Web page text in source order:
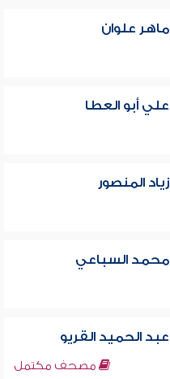
ماهر علوان
علي أبو العطا
زياد المنصور
محمد السباعي
عبد الحميد القريو
مصحف مكتمل